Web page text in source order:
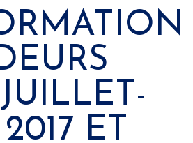
JUILLET-
ET